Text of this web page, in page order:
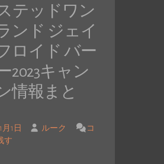
テッドワン
ンド ジェイ
ロイド バー
2023キャン
情報まと
月1日 ルーク
コ
す